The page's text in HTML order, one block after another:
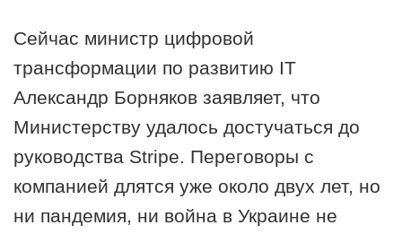
Сейчас министр цифровой
трансформации по развитию IT
Александр Борняков заявляет, что
Министерству удалось достучаться до
руководства Stripe. Переговоры с
компанией длятся уже около двух лет, но
ни пандемия, ни война в Украине не